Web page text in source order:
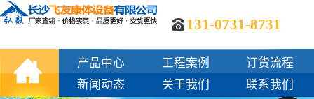
131-0731-8731
产品中心 工程案例
订货流程
新闻动态
关于我们 联系我们